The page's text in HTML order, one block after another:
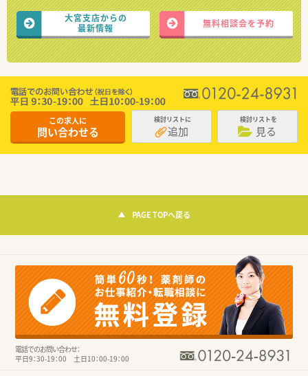
大宮支店からの
最新情報
無料相談会を予約
この求人に
問い合わせる
検討リストに
追加
検討リストを
見る
PAGE TOPへ戻る
電話でのお問い合わせ：
平日9：30-19：00 土日10：00-19：00